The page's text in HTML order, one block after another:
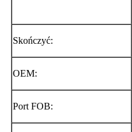
Skończyć:
OEM:
Port FOB: